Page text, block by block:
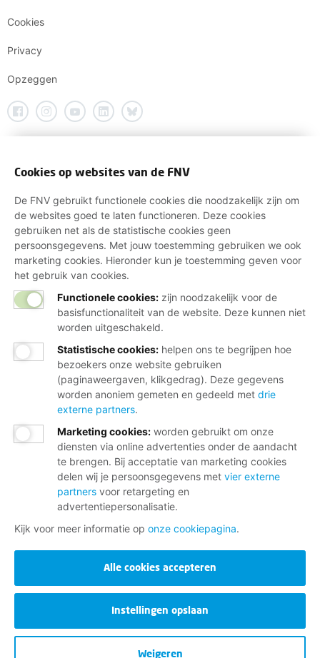
Cookies
Privacy
Opzeggen
Cookies op websites van de FNV
De FNV gebruikt functionele cookies die noodzakelijk zijn om
de websites goed te laten functioneren. Deze cookies
gebruiken net als de statistische cookies geen
persoonsgegevens. Met jouw toestemming gebruiken we ook
marketing cookies. Hieronder kun je toestemming geven voor
het gebruik van cookies.
Functionele cookies: zijn noodzakelijk voor de
basisfunctionaliteit van de website. Deze kunnen niet
worden uitgeschakeld.
Statistische cookies: helpen ons te begrijpen hoe
bezoekers onze website gebruiken
(paginaweergaven, klikgedrag). Deze gegevens
worden anoniem gemeten en gedeeld met drie
externe partners.
Marketing cookies: worden gebruikt om onze
diensten via online advertenties onder de aandacht
te brengen. Bij acceptatie van marketing cookies
delen wij je persoonsgegevens met vier externe
partners voor retargeting en
advertentiepersonalisatie.
Kijk voor meer informatie op onze cookiepagina.
Alle cookies accepteren
Instellingen opslaan
Weigeren